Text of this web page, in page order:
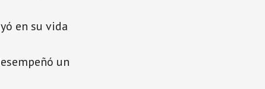
en su vida
un